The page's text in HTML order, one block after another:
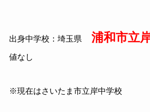
出身中学校：埼玉県 浦和市立
値なし
※現在はさいたま市立岸中学校